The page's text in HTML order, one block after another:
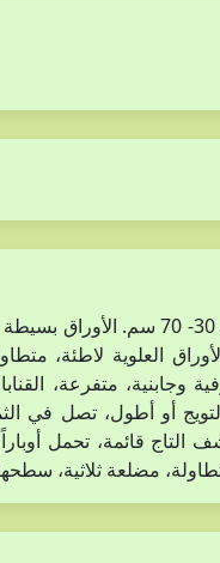
العلوية لاطئة،
وجابنية، متفرعة،